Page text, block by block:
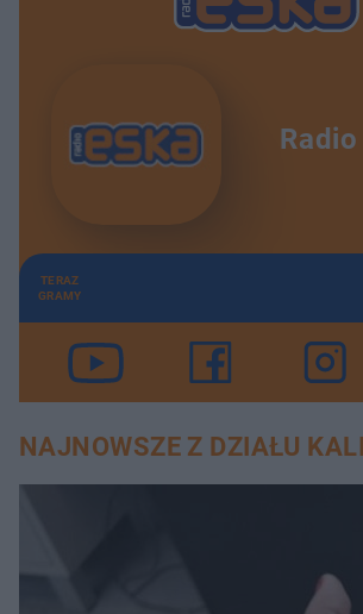
TERAZ
GRAMY
NAJNOWSZE Z DZIAŁU